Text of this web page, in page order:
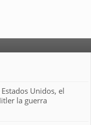
Unidos, el
la guerra